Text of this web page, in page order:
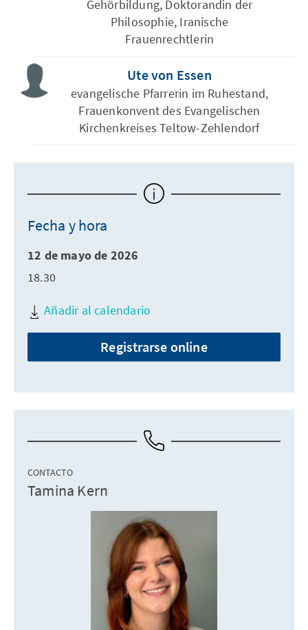
Gehörbildung, Doktorandin der
Philosophie, Iranische
Frauenrechtlerin
Ute von Essen
evangelische Pfarrerin im Ruhestand,
Frauenkonvent des Evangelischen
Kirchenkreises Teltow-Zehlendorf
Fecha y hora
12 de mayo de 2026
18.30
Añadir al calendario
Registrarse online
CONTACTO
Tamina Kern